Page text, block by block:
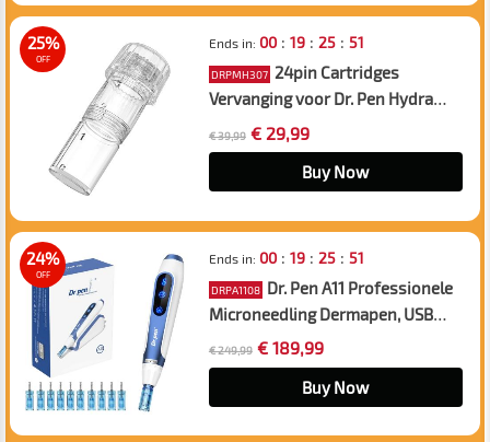
25%
OFF
Ends in: 00: 19: 25: 50
DRPMH307 24pin Cartridges
Vervanging voor Dr. Pen Hydra
Pen H3 H5 Microneedling Pen,
10st Pack
€ 39,99 € 29,99
Buy Now
24%
OFF
Ends in: 00: 19: 25: 50
DRPA1108 Dr. Pen A11 Professionele
Microneedling Dermapen, USB
oplaadbaar, 2 stuks naalden
12/18/24/36/42/R/S cartridges
€ 249,99 € 189,99
Buy Now